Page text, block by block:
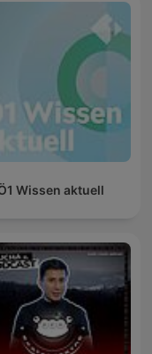
Wissen aktuell